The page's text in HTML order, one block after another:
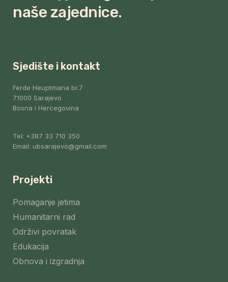
naše zajednice.
Sjedište i kontakt
Ferde Heuptmana br.7
71000 Sarajevo
Bosna i Hercegovina
Tel: +387 33 710 350
Email: ubsarajevo@gmail.com
Projekti
Pomaganje jetima
Humanitarni rad
Održivi povratak
Edukacija
Obnova i izgradnja